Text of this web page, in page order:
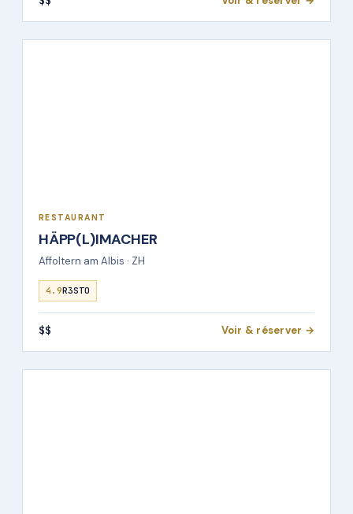
RESTAURANT
HÄPP(L)IMACHER
Affoltern am Albis · ZH
4.9R3STO
$$ Voir & réserver →